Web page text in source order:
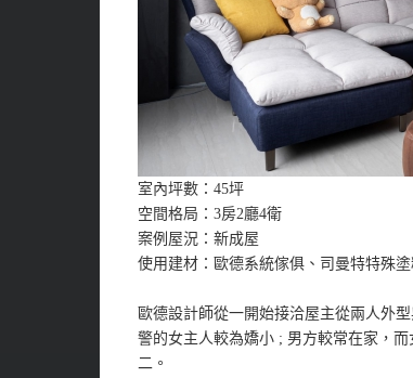
室內坪數：45坪
空間格局：3房2廳4衛
案例屋況：新成屋
使用建材：歐德系統傢俱、司曼特特殊
歐德設計師從一開始接洽屋主從兩人外
警的女主人較為嬌小 ; 男方較常在家，
二。